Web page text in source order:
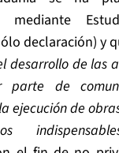
mediante
declaración) y
desarrollo de las
parte de
ejecución de